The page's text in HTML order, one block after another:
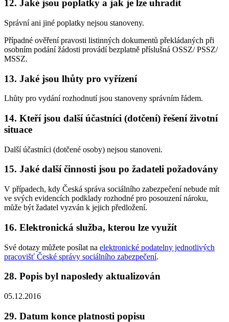
12. Jaké jsou poplatky a jak je lze uhradit
Správní ani jiné poplatky nejsou stanoveny.
Případné ověření pravosti listinných dokumentů překládaných při
osobním podání žádosti provádí bezplatně příslušná OSSZ/ PSSZ/
MSSZ.
13. Jaké jsou lhůty pro vyřízení
Lhůty pro vydání rozhodnutí jsou stanoveny správním řádem.
14. Kteří jsou další účastníci (dotčení) řešení životní
situace
Další účastníci (dotčené osoby) nejsou stanoveni.
15. Jaké další činnosti jsou po žadateli požadovány
V případech, kdy Česká správa sociálního zabezpečení nebude mít
ve svých evidencích podklady rozhodné pro posouzení nároku,
může být žadatel vyzván k jejich předložení.
16. Elektronická služba, kterou lze využít
Své dotazy můžete posílat na elektronické podatelny jednotlivých
pracovišť České správy sociálního zabezpečení.
28. Popis byl naposledy aktualizován
05.12.2016
29. Datum konce platnosti popisu